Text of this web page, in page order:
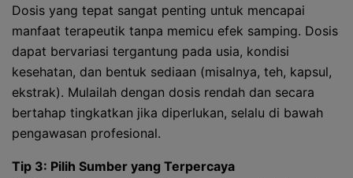
Dosis yang tepat sangat penting untuk mencapai
manfaat terapeutik tanpa memicu efek samping. Dosis
dapat bervariasi tergantung pada usia, kondisi
kesehatan, dan bentuk sediaan (misalnya, teh, kapsul,
ekstrak). Mulailah dengan dosis rendah dan secara
bertahap tingkatkan jika diperlukan, selalu di bawah
pengawasan profesional.
Tip 3: Pilih Sumber yang Terpercaya